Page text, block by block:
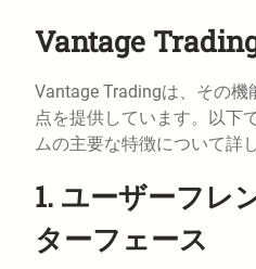
Vantage
Vantage Tradingは、その機
点を提供しています。以下
ムの主要な特徴について詳
1. ユーザーフレ
ターフェース